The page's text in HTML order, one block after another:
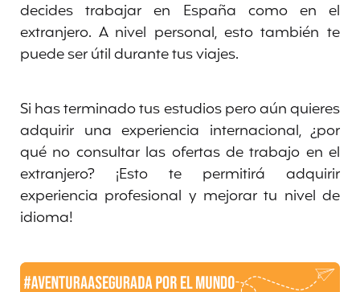
decides trabajar en España como en el
extranjero. A nivel personal, esto también te
puede ser útil durante tus viajes.
Si has terminado tus estudios pero aún quieres
adquirir una experiencia internacional, ¿por
qué no consultar las ofertas de trabajo en el
extranjero? ¡Esto te permitirá adquirir
experiencia profesional y mejorar tu nivel de
idioma!